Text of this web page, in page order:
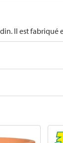
Il est fabriqué